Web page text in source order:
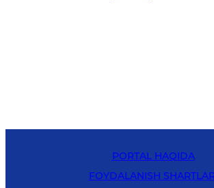
PORTAL HAQIDA
FOYDALANISH